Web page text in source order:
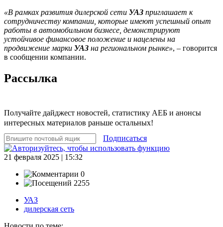
«В рамках развития дилерской сети УАЗ приглашает к
сотрудничеству компании, которые имеют успешный опыт
работы в автомобильном бизнесе, демонстрируют
устойчивое финансовое положение и нацелены на
продвижение марки УАЗ на региональном рынке», – говорится
в сообщении компании.
Рассылка
Получайте дайджест новостей, статистику АЕБ и анонсы
интересных материалов раньше остальных!
Подписаться
21 февраля 2025 | 15:32
0
2255
УАЗ
дилерская сеть